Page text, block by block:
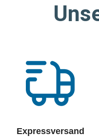
Expressversand